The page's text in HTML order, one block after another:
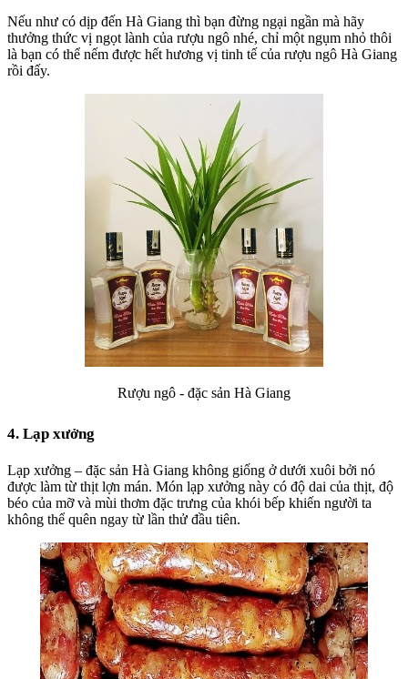
Nếu như có dịp đến Hà Giang thì bạn đừng ngại ngần mà hãy
thưởng thức vị ngọt lành của rượu ngô nhé, chỉ một ngụm nhỏ thôi
là bạn có thể nếm được hết hương vị tinh tế của rượu ngô Hà Giang
rồi đấy.
Rượu ngô - đặc sản Hà Giang
4. Lạp xưởng
Lạp xưởng – đặc sản Hà Giang không giống ở dưới xuôi bởi nó
được làm từ thịt lợn mán. Món lạp xưởng này có độ dai của thịt, độ
béo của mỡ và mùi thơm đặc trưng của khói bếp khiến người ta
không thể quên ngay từ lần thử đầu tiên.